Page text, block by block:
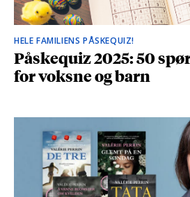
HELE FAMILIENS PÅSKEQUIZ!
Påskequiz 2025: 50
for voksne og barn